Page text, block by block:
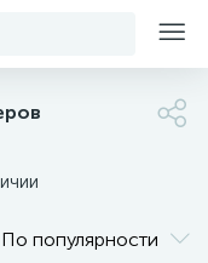
По популярности